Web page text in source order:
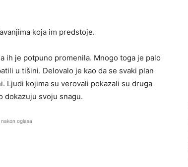
koja im predstoje.
ih je potpuno promenila. Mnogo toga je palo
u tišini. Delovalo je kao da se svaki plan
Ljudi kojima su verovali pokazali su druga
dokazuju svoju snagu.
oglasa